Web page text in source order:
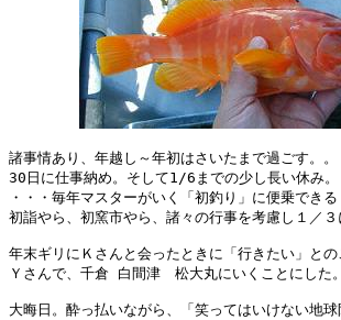
諸事情あり、年越し～年初はさいたまで過ごす。。
30日に仕事納め。そして1/6までの少し長い休み。
・・・毎年マスターがいく「初釣り」に便乗できる
初詣やら、初窯市やら、諸々の行事を考慮し１／３
年末ギリにＫさんと会ったときに「行きたい」と
Ｙさんで、千倉 白間津　松大丸にいくことにした。
大晦日。酔っ払いながら、「笑ってはいけない地